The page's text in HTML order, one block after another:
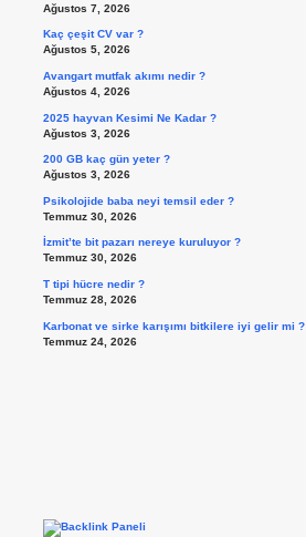
Ağustos 7, 2026
Kaç çeşit CV var ?
Ağustos 5, 2026
Avangart mutfak akımı nedir ?
Ağustos 4, 2026
2025 hayvan Kesimi Ne Kadar ?
Ağustos 3, 2026
200 GB kaç gün yeter ?
Ağustos 3, 2026
Psikolojide baba neyi temsil eder ?
Temmuz 30, 2026
İzmit’te bit pazarı nereye kuruluyor ?
Temmuz 30, 2026
T tipi hücre nedir ?
Temmuz 28, 2026
Karbonat ve sirke karışımı bitkilere iyi gelir mi ?
Temmuz 24, 2026